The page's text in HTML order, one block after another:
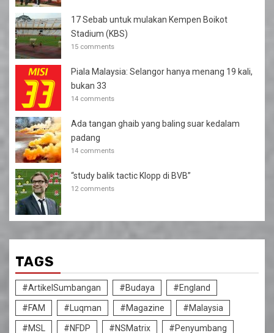
17 Sebab untuk mulakan Kempen Boikot
Stadium (KBS)
15 comments
Piala Malaysia: Selangor hanya menang 19 kali,
bukan 33
14 comments
Ada tangan ghaib yang baling suar kedalam
padang
14 comments
“study balik tactic Klopp di BVB”
12 comments
TAGS
#ArtikelSumbangan #Budaya #England
#FAM #Luqman #Magazine #Malaysia
#MSL #NFDP #NSMatrix #Penyumbang